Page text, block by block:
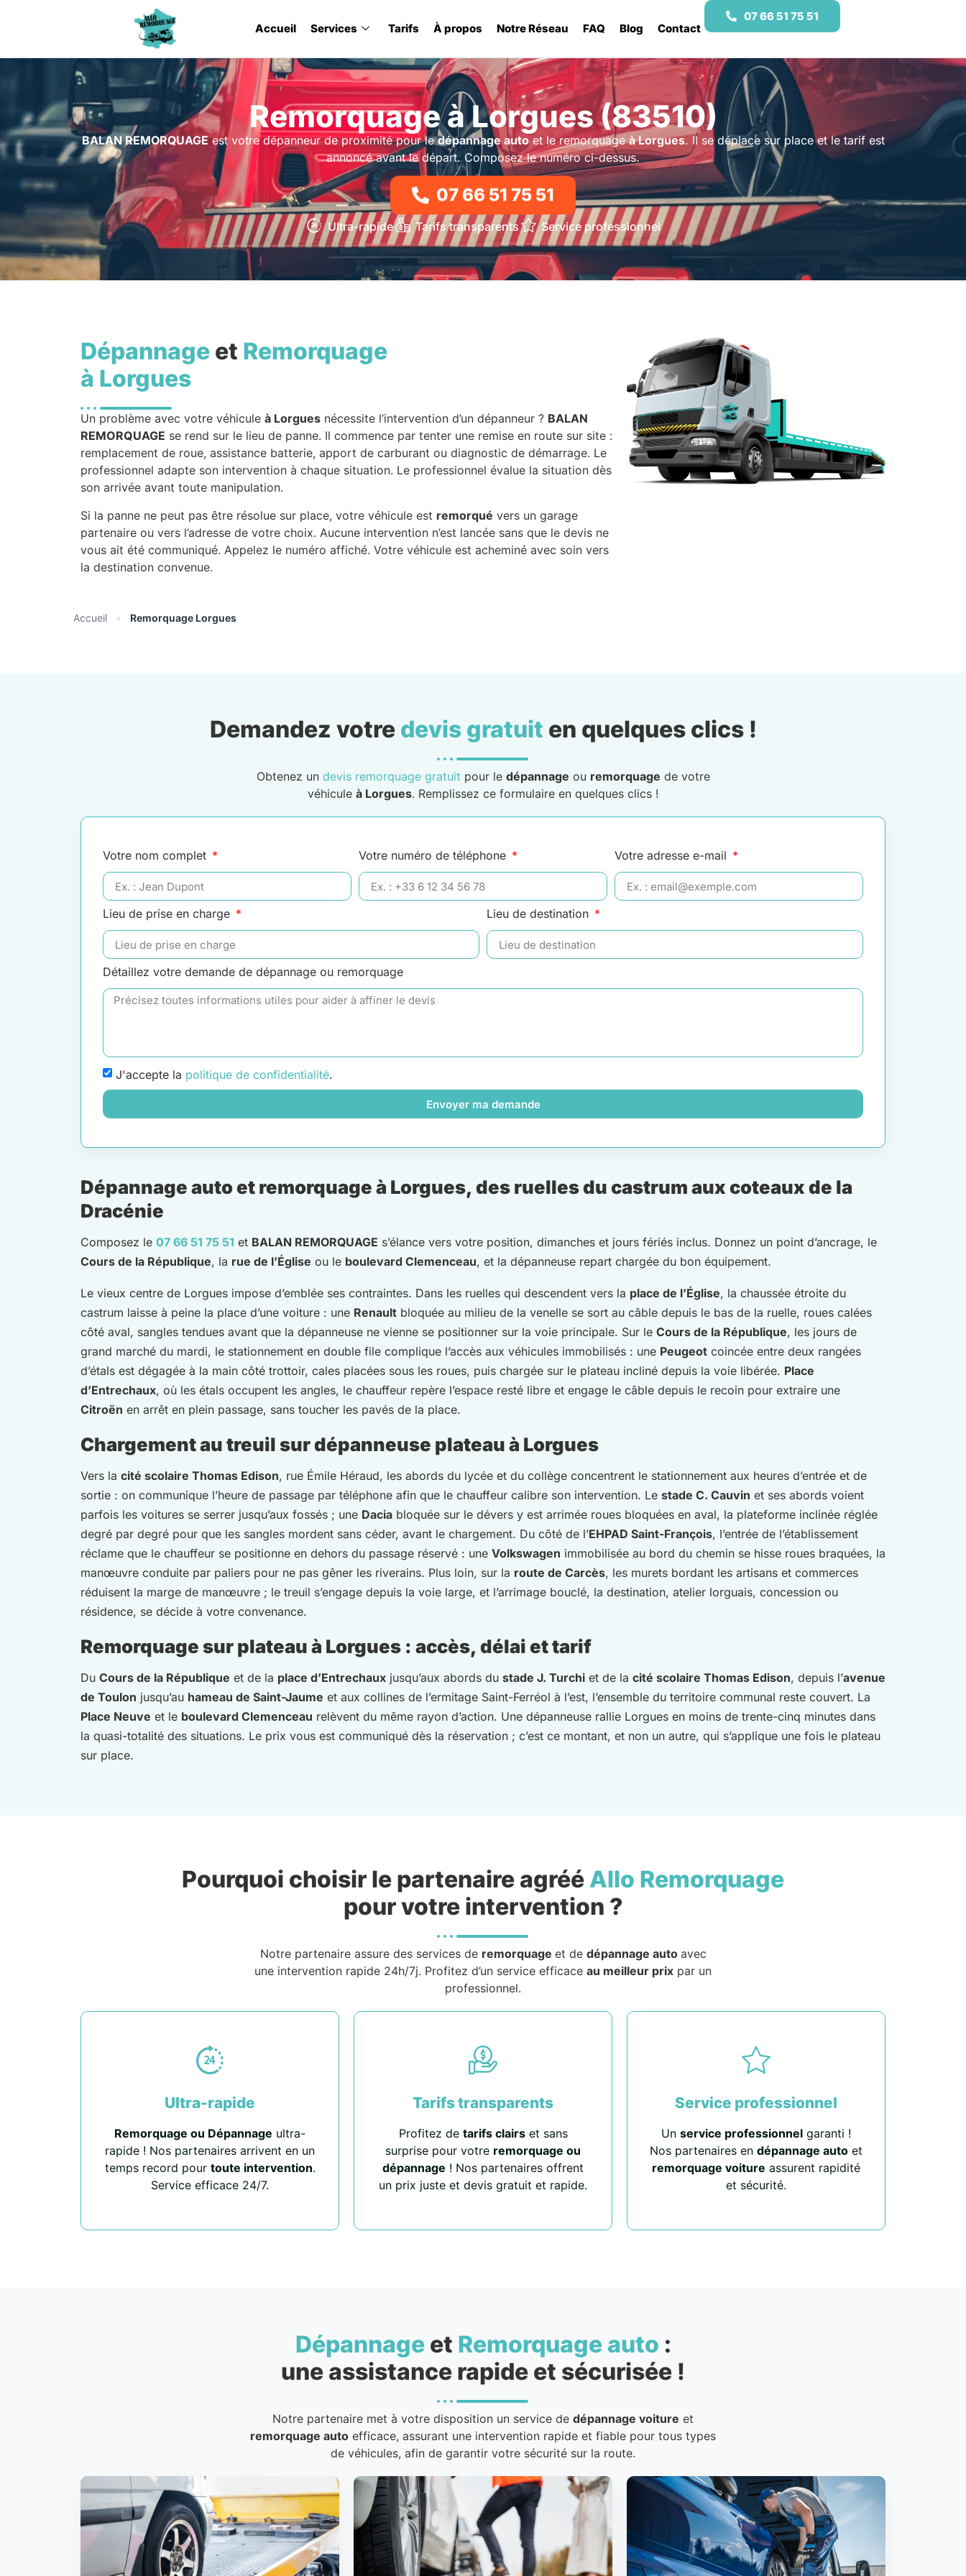
Accueil Services Tarifs À propos Notre Réseau FAQ Blog Contact
07 66 51 75 51
Remorquage à Lorgues (83510)
BALAN REMORQUAGEest votre dépanneur de proximité pour ledépannage autoet le remorquageà Lorgues. Il se déplace sur place et le tarif est
annoncé avant le départ. Composez le numéro ci-dessus.
07 66 51 75 51
Ultra-rapide Tarifs transparents Service professionnel
Dépannage et Remorquage
à Lorgues
Un problème avec votre véhicule à Lorgues nécessite l’intervention d’un dépanneur ? BALAN
REMORQUAGE se rend sur le lieu de panne. Il commence par tenter une remise en route sur site :
remplacement de roue, assistance batterie, apport de carburant ou diagnostic de démarrage. Le
professionnel adapte son intervention à chaque situation. Le professionnel évalue la situation dès
son arrivée avant toute manipulation.
Si la panne ne peut pas être résolue sur place, votre véhicule est remorqué vers un garage
partenaire ou vers l’adresse de votre choix. Aucune intervention n’est lancée sans que le devis ne
vous ait été communiqué. Appelez le numéro affiché. Votre véhicule est acheminé avec soin vers
la destination convenue.
Accueil » Remorquage Lorgues
Demandez votre devis gratuit en quelques clics !
Obtenez un devis remorquage gratuit pour le dépannage ou remorquage de votre
véhicule à Lorgues. Remplissez ce formulaire en quelques clics !
Votre nom complet Votre numéro de téléphone Votre adresse e-mail
Lieu de prise en charge Lieu de destination
Détaillez votre demande de dépannage ou remorquage
J'accepte la politique de confidentialité.
Envoyer ma demande
Dépannage auto et remorquage à Lorgues, des ruelles du castrum aux coteaux de la
Dracénie
Composez le 07 66 51 75 51 et BALAN REMORQUAGE s’élance vers votre position, dimanches et jours fériés inclus. Donnez un point d’ancrage, le
Cours de la République, la rue de l’Église ou le boulevard Clemenceau, et la dépanneuse repart chargée du bon équipement.
Le vieux centre de Lorgues impose d’emblée ses contraintes. Dans les ruelles qui descendent vers la place de l’Église, la chaussée étroite du
castrum laisse à peine la place d’une voiture : une Renault bloquée au milieu de la venelle se sort au câble depuis le bas de la ruelle, roues calées
côté aval, sangles tendues avant que la dépanneuse ne vienne se positionner sur la voie principale. Sur le Cours de la République, les jours de
grand marché du mardi, le stationnement en double file complique l’accès aux véhicules immobilisés : une Peugeot coincée entre deux rangées
d’étals est dégagée à la main côté trottoir, cales placées sous les roues, puis chargée sur le plateau incliné depuis la voie libérée. Place
d’Entrechaux, où les étals occupent les angles, le chauffeur repère l’espace resté libre et engage le câble depuis le recoin pour extraire une
Citroën en arrêt en plein passage, sans toucher les pavés de la place.
Chargement au treuil sur dépanneuse plateau à Lorgues
Vers la cité scolaire Thomas Edison, rue Émile Héraud, les abords du lycée et du collège concentrent le stationnement aux heures d’entrée et de
sortie : on communique l’heure de passage par téléphone afin que le chauffeur calibre son intervention. Le stade C. Cauvin et ses abords voient
parfois les voitures se serrer jusqu’aux fossés ; une Dacia bloquée sur le dévers y est arrimée roues bloquées en aval, la plateforme inclinée réglée
degré par degré pour que les sangles mordent sans céder, avant le chargement. Du côté de l’EHPAD Saint-François, l’entrée de l’établissement
réclame que le chauffeur se positionne en dehors du passage réservé : une Volkswagen immobilisée au bord du chemin se hisse roues braquées, la
manœuvre conduite par paliers pour ne pas gêner les riverains. Plus loin, sur la route de Carcès, les murets bordant les artisans et commerces
réduisent la marge de manœuvre ; le treuil s’engage depuis la voie large, et l’arrimage bouclé, la destination, atelier lorguais, concession ou
résidence, se décide à votre convenance.
Remorquage sur plateau à Lorgues : accès, délai et tarif
Du Cours de la République et de la place d’Entrechaux jusqu’aux abords du stade J. Turchi et de la cité scolaire Thomas Edison, depuis l’avenue
de Toulon jusqu’au hameau de Saint-Jaume et aux collines de l’ermitage Saint-Ferréol à l’est, l’ensemble du territoire communal reste couvert. La
Place Neuve et le boulevard Clemenceau relèvent du même rayon d’action. Une dépanneuse rallie Lorgues en moins de trente-cinq minutes dans
la quasi-totalité des situations. Le prix vous est communiqué dès la réservation ; c’est ce montant, et non un autre, qui s’applique une fois le plateau
sur place.
Pourquoi choisir le partenaire agréé Allo Remorquage
pour votre intervention ?
Notre partenaire assure des services de remorquage et de dépannage auto avec
une intervention rapide 24h/7j. Profitez d’un service efficace au meilleur prix par un
professionnel.
Ultra-rapide
Remorquage ou Dépannage ultra-
rapide ! Nos partenaires arrivent en un
temps record pour toute intervention.
Service efficace 24/7.
Tarifs transparents
Profitez de tarifs clairset sans
surprise pour votre remorquage ou
dépannage ! Nos partenaires offrent
un prix juste et devis gratuit et rapide.
Service professionnel
Un service professionnel garanti !
Nos partenaires en dépannage auto et
remorquage voiture assurent rapidité
et sécurité.
Dépannageet Remorquage auto :
une assistance rapide et sécurisée !
Notre partenaire met à votre disposition un service de dépannage voiture et
remorquage auto efficace, assurant une intervention rapide et fiable pour tous types
de véhicules, afin de garantir votre sécurité sur la route.